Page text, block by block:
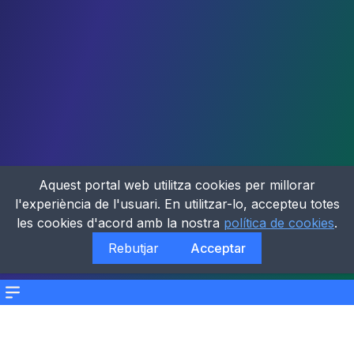
Menu
Aquest portal web utilitza cookies per millorar
l'experiència de l'usuari. En utilitzar-lo, accepteu totes
les cookies d'acord amb la nostra política de cookies.
Rebutjar
Acceptar